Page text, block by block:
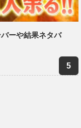
ーや結果ネタバ